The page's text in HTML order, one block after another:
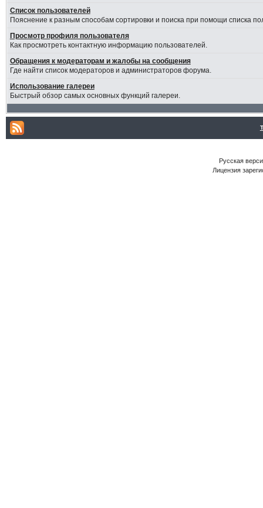
Список пользователей
Пояснение к разным способам сортировки и поиска при помощи списка
Просмотр профиля пользователя
Как просмотреть контактную информацию пользователей.
Обращения к модераторам и жалобы на сообщения
Где найти список модераторов и администраторов форума.
Использование галереи
Быстрый обзор самых основных функций галереи.
Русская
Лицензия